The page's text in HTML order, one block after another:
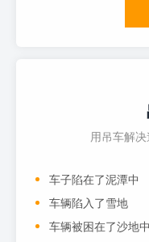
用吊车解
车子陷在了泥潭中
车辆陷入了雪地
车辆被困在了沙地中